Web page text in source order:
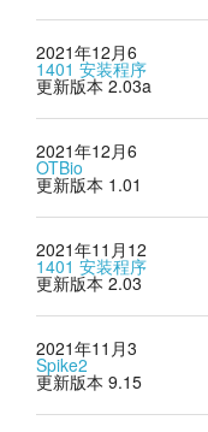
2021年12月6
1401 安装程序
更新版本 2.03a
2021年12月6
OTBio
更新版本 1.01
2021年11月12
1401 安装程序
更新版本 2.03
2021年11月3
Spike2
更新版本 9.15